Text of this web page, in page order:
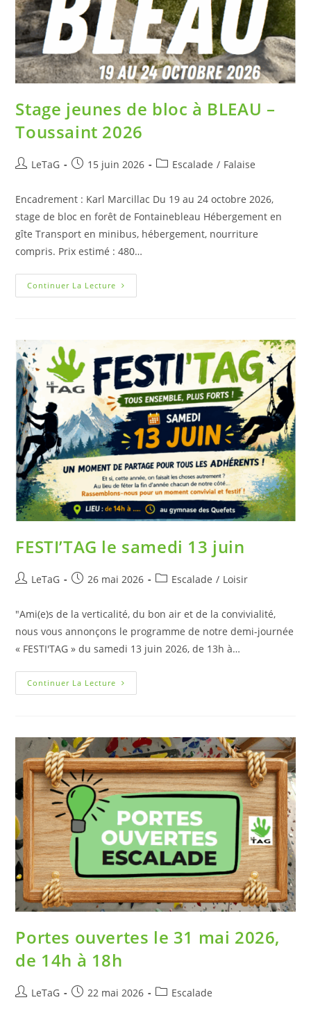
Stage jeunes de bloc à BLEAU –
Toussaint 2026
LeTaG 15 juin 2026 Escalade / Falaise
Encadrement : Karl Marcillac Du 19 au 24 octobre 2026,
stage de bloc en forêt de Fontainebleau Hébergement en
gîte Transport en minibus, hébergement, nourriture
compris. Prix estimé : 480…
Continuer La Lecture
FESTI’TAG le samedi 13 juin
LeTaG 26 mai 2026 Escalade / Loisir
"Ami(e)s de la verticalité, du bon air et de la convivialité,
nous vous annonçons le programme de notre demi-journée
« FESTI'TAG » du samedi 13 juin 2026, de 13h à…
Continuer La Lecture
Portes ouvertes le 31 mai 2026,
de 14h à 18h
LeTaG 22 mai 2026 Escalade